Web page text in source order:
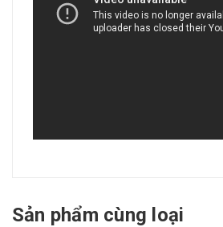
Sản phẩm cùng loại